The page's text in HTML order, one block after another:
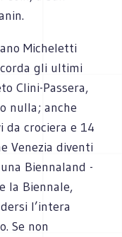
Micheletti
gli ultimi
Clini-Passera,
nulla; anche
da crociera e 14
Venezia diventi
Biennaland -
la Biennale,
l’intera
Se non